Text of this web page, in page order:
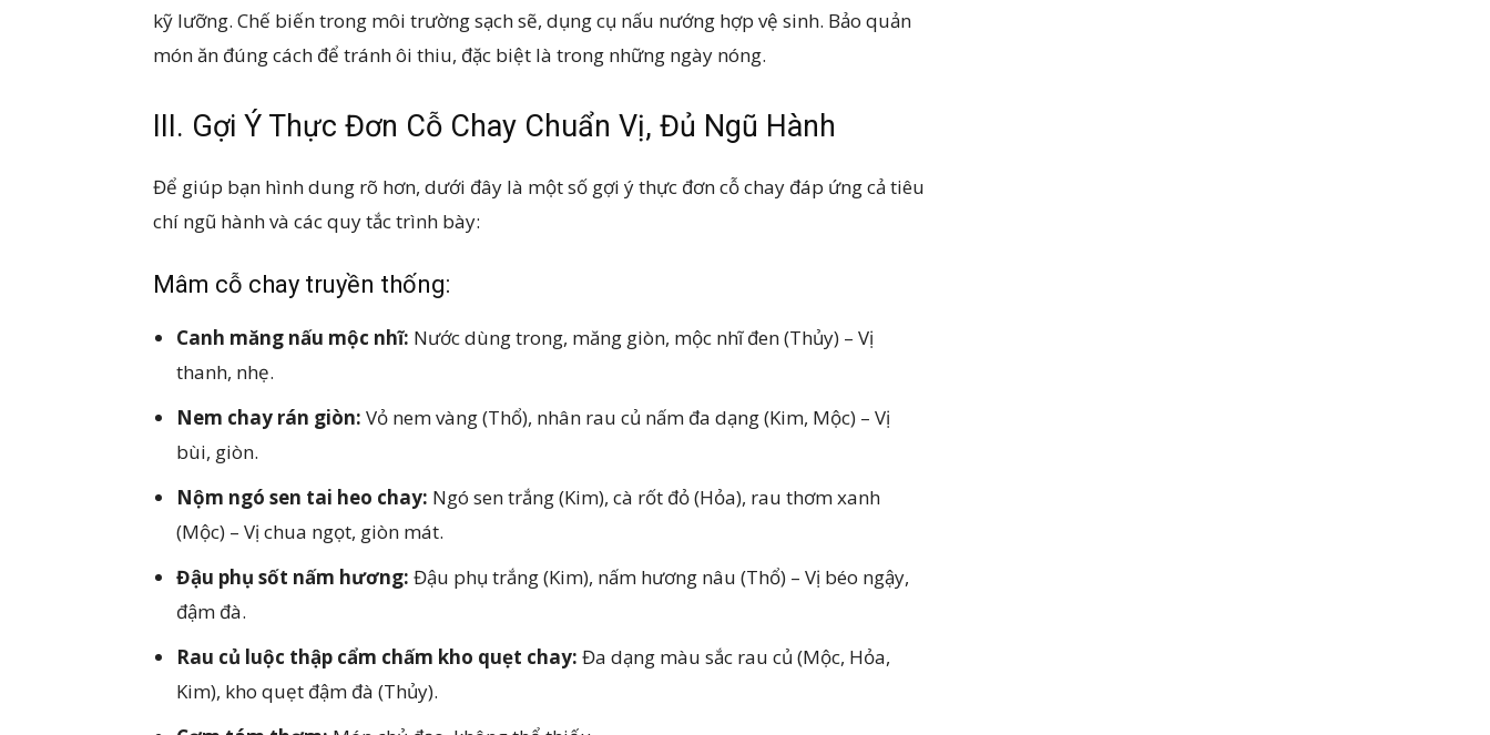
kỹ lưỡng. Chế biến trong môi trường sạch sẽ, dụng cụ nấu nướng hợp vệ sinh. Bảo quản
món ăn đúng cách để tránh ôi thiu, đặc biệt là trong những ngày nóng.
III. Gợi Ý Thực Đơn Cỗ Chay Chuẩn Vị, Đủ Ngũ Hành
Để giúp bạn hình dung rõ hơn, dưới đây là một số gợi ý thực đơn cỗ chay đáp ứng cả tiêu
chí ngũ hành và các quy tắc trình bày:
Mâm cỗ chay truyền thống:
Canh măng nấu mộc nhĩ: Nước dùng trong, măng giòn, mộc nhĩ đen (Thủy) – Vị
thanh, nhẹ.
Nem chay rán giòn: Vỏ nem vàng (Thổ), nhân rau củ nấm đa dạng (Kim, Mộc) – Vị
bùi, giòn.
Nộm ngó sen tai heo chay: Ngó sen trắng (Kim), cà rốt đỏ (Hỏa), rau thơm xanh
(Mộc) – Vị chua ngọt, giòn mát.
Đậu phụ sốt nấm hương: Đậu phụ trắng (Kim), nấm hương nâu (Thổ) – Vị béo ngậy,
đậm đà.
Rau củ luộc thập cẩm chấm kho quẹt chay: Đa dạng màu sắc rau củ (Mộc, Hỏa,
Kim), kho quẹt đậm đà (Thủy).